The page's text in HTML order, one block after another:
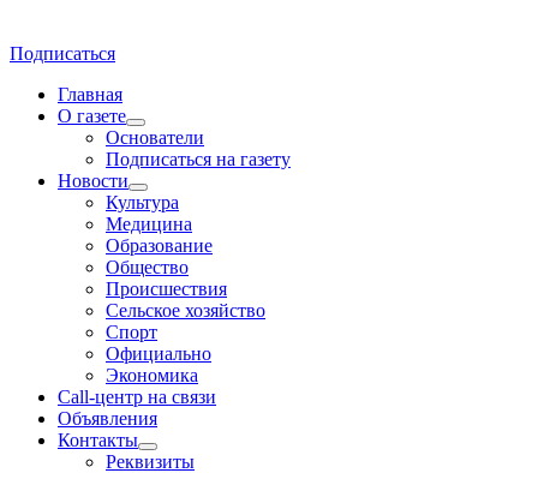
Подписаться
Главная
О газете
Основатели
Подписаться на газету
Новости
Культура
Медицина
Образование
Общество
Происшествия
Сельское хозяйство
Спорт
Официально
Экономика
Call-центр на связи
Объявления
Контакты
Реквизиты